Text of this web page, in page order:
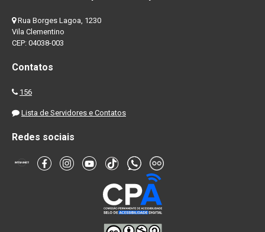
Rua Borges Lagoa, 1230
Vila Clementino
CEP: 04038-003
Contatos
156
Lista de Servidores e Contatos
Redes sociais